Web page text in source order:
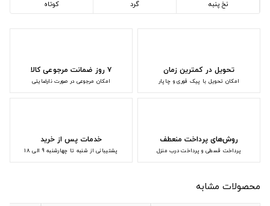
نخ پنبه گرد کوتاه
تحویل در کمترین زمان
امکان تحویل با پیک فوری و چاپار
۷ روز ضمانت مرجوعی کالا
امکان مرجوعی در صورت نارضایتی
روش‌های پرداخت منعطف
پرداخت قسطی و پرداخت درب منزل
خدمات پس از خرید
پشتیبانی از شنبه تا چهارشنبه 9 الی 18
محصولات مشابه